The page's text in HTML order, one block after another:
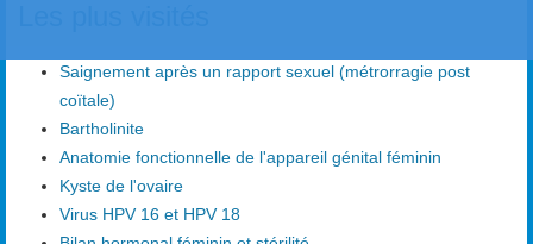
Saignement après un rapport sexuel (métrorragie post
coïtale)
Bartholinite
Anatomie fonctionnelle de l'appareil génital féminin
Kyste de l'ovaire
Virus HPV 16 et HPV 18